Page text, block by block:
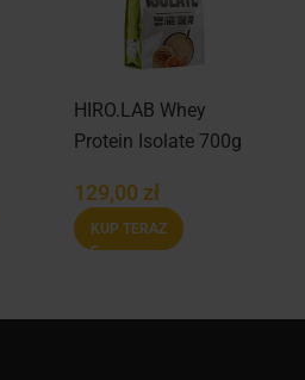
HIRO.LAB Whey
Protein Isolate 700g
129,00 zł
KUP TERAZ